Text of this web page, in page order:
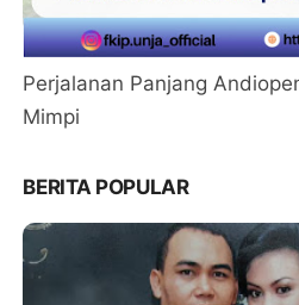
Perjalanan Panjang
Mimpi
BERITA POPULAR